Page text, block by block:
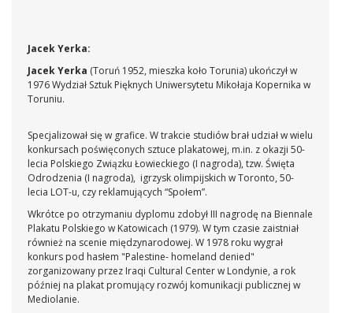
Jacek Yerka:
Jacek Yerka (Toruń 1952, mieszka koło Torunia) ukończył w
1976 Wydział Sztuk Pięknych Uniwersytetu Mikołaja Kopernika w
Toruniu.
Specjalizował się w grafice. W trakcie studiów brał udział w wielu
konkursach poświęconych sztuce plakatowej, m.in. z okazji 50-
lecia Polskiego Związku Łowieckiego (I nagroda), tzw. Święta
Odrodzenia (I nagroda), igrzysk olimpijskich w Toronto, 50-
lecia LOT-u, czy reklamujących “Społem”.
Wkrótce po otrzymaniu dyplomu zdobył III nagrodę na Biennale
Plakatu Polskiego w Katowicach (1979). W tym czasie zaistniał
również na scenie międzynarodowej. W 1978 roku wygrał
konkurs pod hasłem "Palestine- homeland denied"
zorganizowany przez Iraqi Cultural Center w Londynie, a rok
później na plakat promujący rozwój komunikacji publicznej w
Mediolanie.